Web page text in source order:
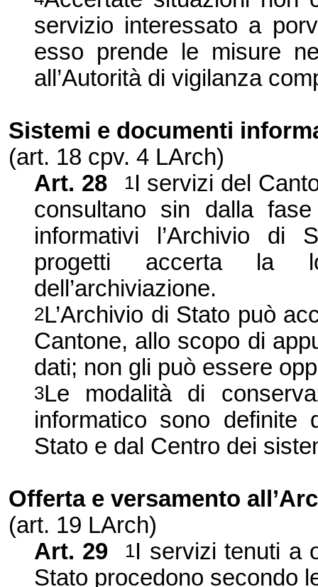
servizio interessato a
esso prende le misure
all’Autorità di vigilanza
Sistemi e documenti
(art. 18 cpv. 4 LArch)
Art. 28
1I servizi del
consultano sin dalla
informativi l’Archivio di
progetti accerta la
dell’archiviazione.
2L’Archivio di Stato può
Cantone, allo scopo di
dati; non gli può essere
3Le modalità di
informatico sono definite
Stato e dal Centro dei
Offerta e versamento
(art. 19 LArch)
Art. 29
1I servizi tenuti a
Stato procedono secondo